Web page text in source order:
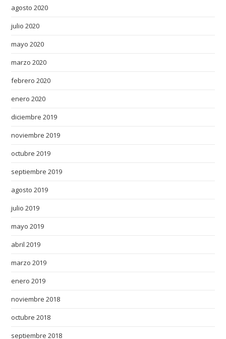
agosto 2020
julio 2020
mayo 2020
marzo 2020
febrero 2020
enero 2020
diciembre 2019
noviembre 2019
octubre 2019
septiembre 2019
agosto 2019
julio 2019
mayo 2019
abril 2019
marzo 2019
enero 2019
noviembre 2018
octubre 2018
septiembre 2018